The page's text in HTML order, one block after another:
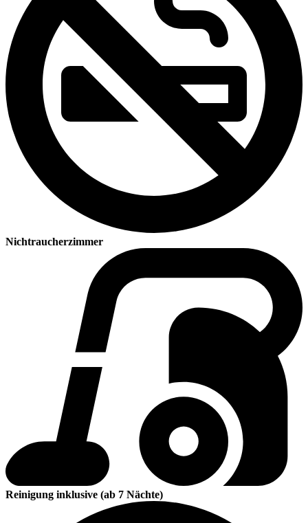
Nichtraucherzimmer
Reinigung inklusive (ab 7 Nächte)